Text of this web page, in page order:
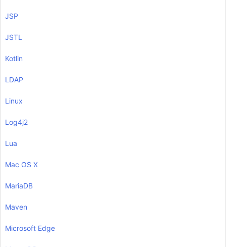
JSP
JSTL
Kotlin
LDAP
Linux
Log4j2
Lua
Mac OS X
MariaDB
Maven
Microsoft Edge